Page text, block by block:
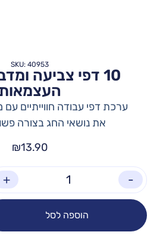
SKU: 40953
10 דפי צביעה
ערכת דפי עבודה חווייתיים
את נושאי החג בצורה
₪13.90
-
+
הוספה לסל